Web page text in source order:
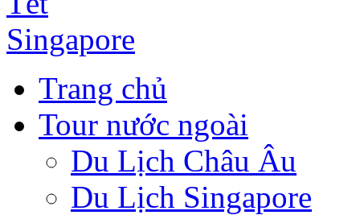
Trang chủ
Tour nước ngoài
Du Lịch Châu Âu
Du Lịch Singapore